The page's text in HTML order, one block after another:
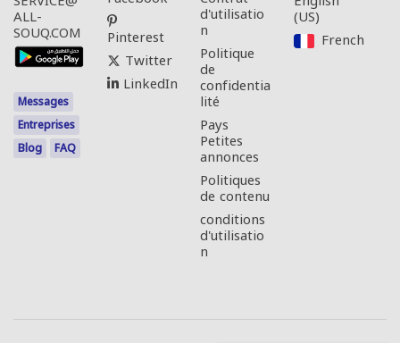
ALL-
SOUQ.COM
Messages
Entreprises
Blog
FAQ
Pinterest
Twitter
LinkedIn
d'utilisatio
n
Politique
de
confidentia
lité
Pays
Petites
annonces
Politiques
de contenu
conditions
d'utilisatio
n
(US)‎
French‎